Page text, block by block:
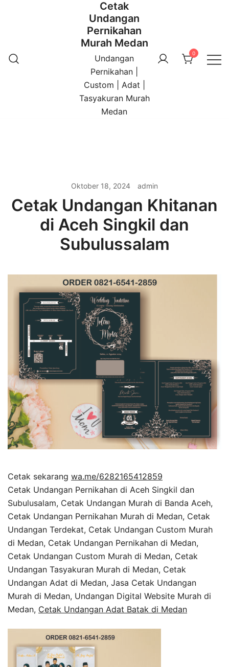
Cetak
Undangan
Pernikahan
Murah Medan
Undangan
Pernikahan |
Custom | Adat |
Tasyakuran Murah
Medan
0
Oktober 18, 2024 admin
Cetak Undangan Khitanan
di Aceh Singkil dan
Subulussalam
Cetak sekarang wa.me/6282165412859
Cetak Undangan Pernikahan di Aceh Singkil dan
Subulusalam, Cetak Undangan Murah di Banda Aceh,
Cetak Undangan Pernikahan Murah di Medan, Cetak
Undangan Terdekat, Cetak Undangan Custom Murah
di Medan, Cetak Undangan Pernikahan di Medan,
Cetak Undangan Custom Murah di Medan, Cetak
Undangan Tasyakuran Murah di Medan, Cetak
Undangan Adat di Medan, Jasa Cetak Undangan
Murah di Medan, Undangan Digital Website Murah di
Medan, Cetak Undangan Adat Batak di Medan